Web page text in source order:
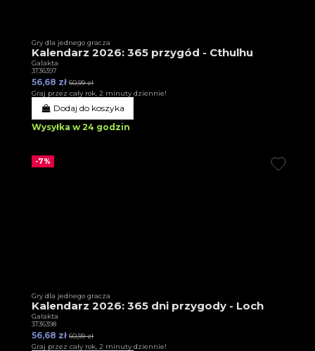
Gry dla jednego gracza
Kalendarz 2026: 365 przygód - Cthulhu
Galakta
3T36397
56,68 zł 60,99 zł
Graj przez cały rok, 2 minuty dziennie!
Dodaj do koszyka
Wysyłka w 24 godzin
-7%
Gry dla jednego gracza
Kalendarz 2026: 365 dni przygody - Loch
Galakta
3T36398
56,68 zł 60,99 zł
Graj przez cały rok, 2 minuty dziennie!